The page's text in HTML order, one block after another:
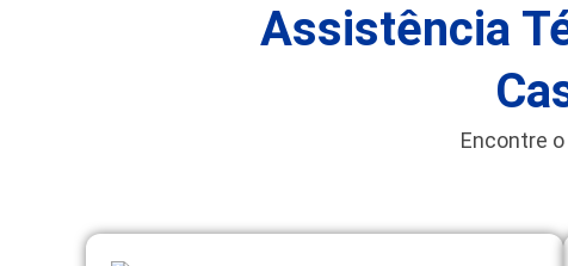
Assistência
Encontre